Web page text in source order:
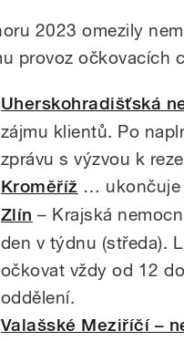
2023 omezily
provoz očkovacích
Uherskohradišťská
zájmu klientů. Po
zprávu s výzvou k
Kroměříž … ukončuje
Zlín – Krajská
den v týdnu (středa).
očkovat vždy od 12
oddělení.
Valašské Meziříčí –